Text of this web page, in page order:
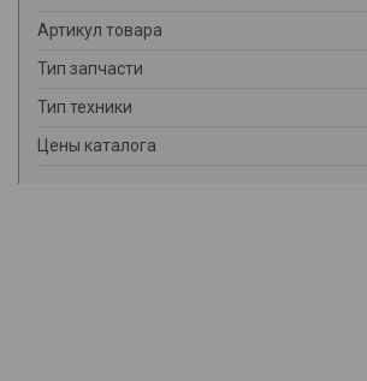
Артикул товара
Тип запчасти
Тип техники
Цены каталога